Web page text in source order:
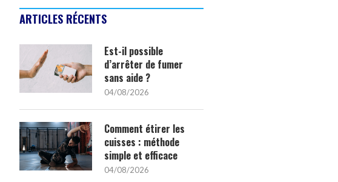
ARTICLES RÉCENTS
Est-il possible
d’arrêter de fumer
sans aide ?
04/08/2026
Comment étirer les
cuisses : méthode
simple et efficace
04/08/2026